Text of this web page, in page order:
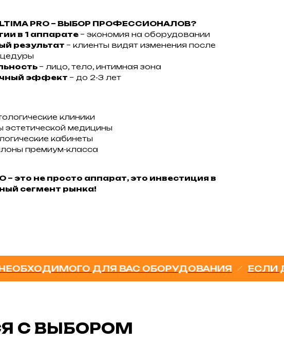
PRO – ВЫБОР ПРОФЕССИОНАЛОВ?
в 1 аппарате – экономия на оборудовании
результат – клиенты видят изменения после
– лицо, тело, интимная зона
эффект – до 2-3 лет
клиники
эстетической медицины
кабинеты
премиум-класса
– это не просто аппарат, это инвестиция в
сегмент рынка!
ДЛЯ ВАС ОБОРУДОВАНИЯ ЕСЛИ ДО СИХ
С ВЫБОРОМ